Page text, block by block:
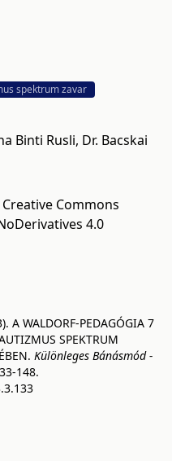
spektrum zavar
Binti Rusli, Dr. Bacskai
Creative Commons
4.0
A WALDORF-PEDAGÓGIA 7
SPEKTRUM
Különleges Bánásmód -
148.